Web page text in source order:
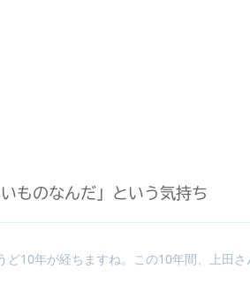
ものなんだ」という気持ち
10年が経ちますね。この10年間、上田さ